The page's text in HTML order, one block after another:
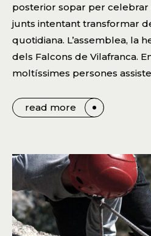
posterior sopar per
junts intentant transformar
quotidiana. L’assemblea, la
dels Falcons de Vilafranca.
moltíssimes persones
read more